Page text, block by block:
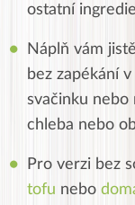
ostatní
Náplň vám
bez zapékání
svačinku nebo
chleba nebo
Pro verzi bez
tofu nebo